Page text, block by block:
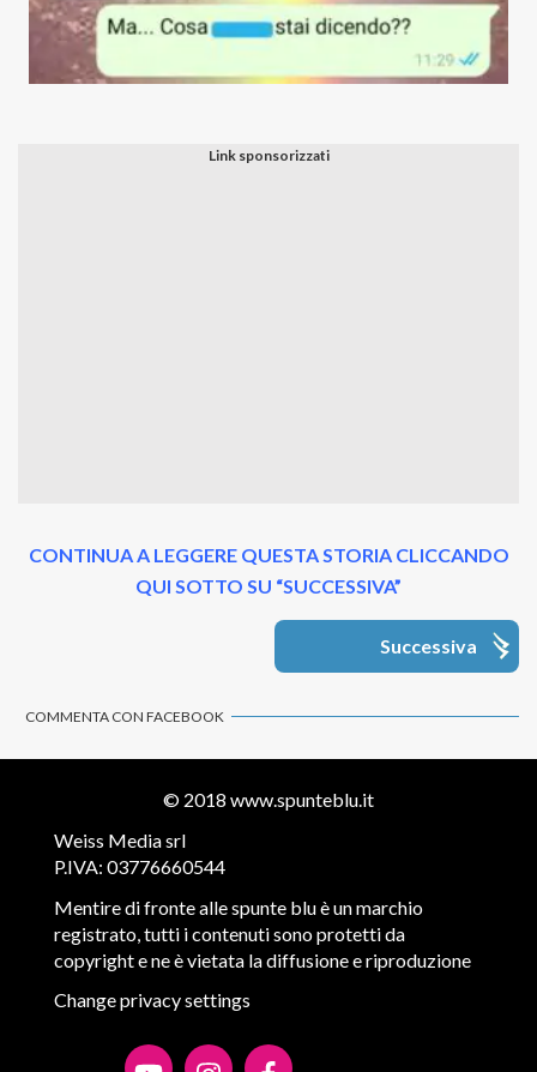
CONTINUA A LEGGERE QUESTA STORIA CLICCANDO
QUI SOTTO SU “SUCCESSIVA”
Successiva
COMMENTA CON FACEBOOK
© 2018 www.spunteblu.it
Weiss Media srl
P.IVA: 03776660544
Mentire di fronte alle spunte blu è un marchio
registrato, tutti i contenuti sono protetti da
copyright e ne è vietata la diffusione e riproduzione
Change privacy settings